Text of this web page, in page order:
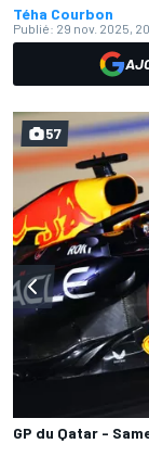
Téha Courbon
Publié: 29 nov. 2025,
GP du Qatar -
57